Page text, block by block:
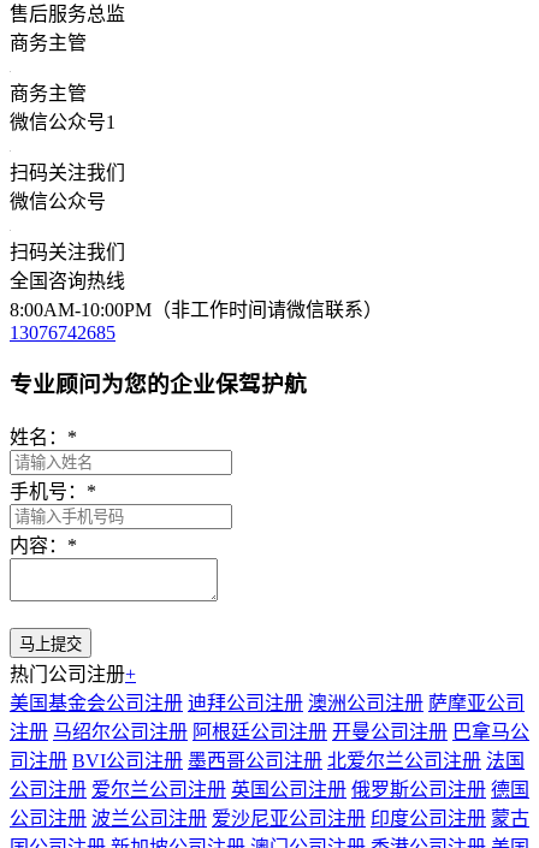
售后服务总监
商务主管
商务主管
微信公众号1
扫码关注我们
微信公众号
扫码关注我们
全国咨询热线
8:00AM-10:00PM（非工作时间请微信联系）
13076742685
专业顾问为您的企业保驾护航
姓名： *
手机号： *
内容： *
热门公司注册+
美国基金会公司注册 迪拜公司注册 澳洲公司注册 萨摩亚公司
注册 马绍尔公司注册 阿根廷公司注册 开曼公司注册 巴拿马公
司注册 BVI公司注册 墨西哥公司注册 北爱尔兰公司注册 法国
公司注册 爱尔兰公司注册 英国公司注册 俄罗斯公司注册 德国
公司注册 波兰公司注册 爱沙尼亚公司注册 印度公司注册 蒙古